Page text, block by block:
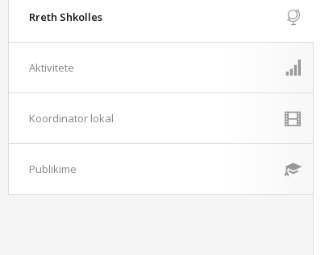
Rreth Shkolles
Aktivitete
Koordinator lokal
Publikime